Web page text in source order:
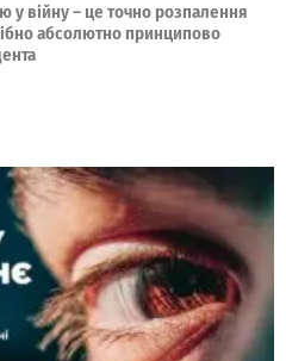
у війну – це точно розпалення
абсолютно принципово